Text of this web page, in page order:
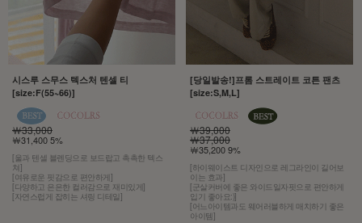
시스루 스무스 텍스처 텐셀 티
[size:F(55~66)]
￦33,000
￦31,400 5%
[울과 텐셀 블렌딩으로 보드랍고 촉촉한 텍스
쳐]
[여유로운 핏감으로 편안하게]
[다양하고 은은한 컬러감으로 재미있게]
[자연스럽게 잡히는 셔링 디테일]
[당일발송!]프롬 스트레이트 코튼 팬츠
[size:S,M,L]
￦39,000
￦37,000
￦35,200 9%
[하이웨이스트 디자인으로 레그라인이 길어보
이는 효과]
[군살커버에 좋은 와이드일자핏으로 편안하게
입기 좋아요:)]
[어느아이템과도 웨어러블하게 매치하기 좋은
아이템]